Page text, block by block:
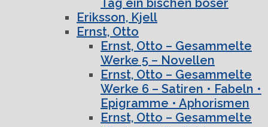
Tag ein bischen böser
Eriksson, Kjell
Ernst, Otto
Ernst, Otto – Gesammelte
Werke 5 – Novellen
Ernst, Otto – Gesammelte
Werke 6 – Satiren • Fabeln •
Epigramme • Aphorismen
Ernst, Otto – Gesammelte